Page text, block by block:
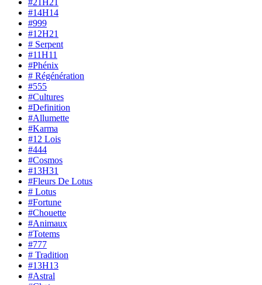
#21H21
#14H14
#999
#12H21
# Serpent
#11H11
#Phénix
# Régénération
#555
#Cultures
#Definition
#Allumette
#Karma
#12 Lois
#444
#Cosmos
#13H31
#Fleurs De Lotus
# Lotus
#Fortune
#Chouette
#Animaux
#Totems
#777
# Tradition
#13H13
#Astral